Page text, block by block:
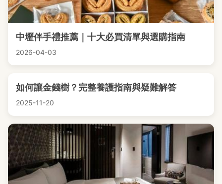
中壢伴手禮推薦｜十大必買清單與選購指南
2026-04-03
如何讓金錢樹？完整養護指南與疑難解答
2025-11-20